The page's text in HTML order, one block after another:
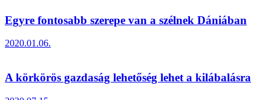
Egyre fontosabb szerepe van a szélnek Dániában
2020.01.06.
A körkörös gazdaság lehetőség lehet a kilábalásra